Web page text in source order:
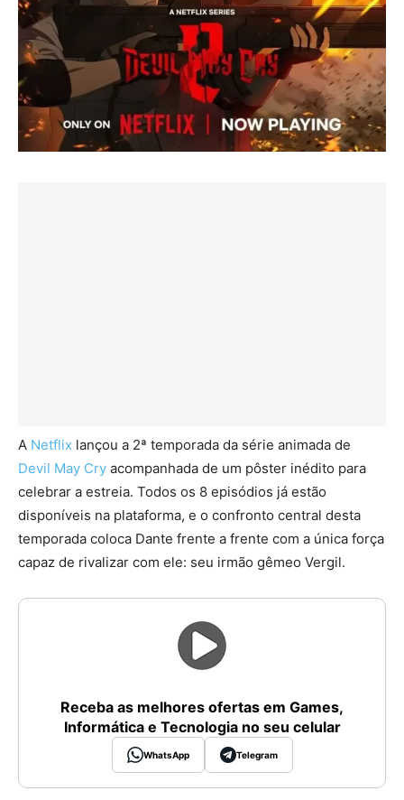
A Netflix lançou a 2ª temporada da série animada de
Devil May Cry acompanhada de um pôster inédito para
celebrar a estreia. Todos os 8 episódios já estão
disponíveis na plataforma, e o confronto central desta
temporada coloca Dante frente a frente com a única força
capaz de rivalizar com ele: seu irmão gêmeo Vergil.
Receba as melhores ofertas em Games,
Informática e Tecnologia no seu celular
WhatsApp Telegram